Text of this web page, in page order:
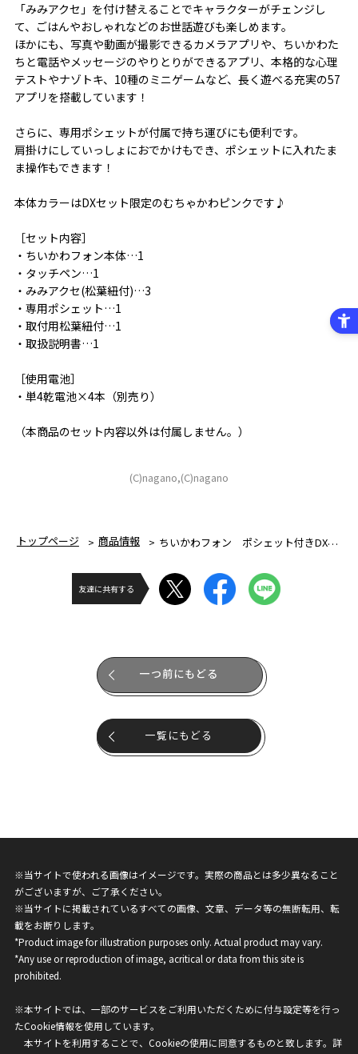
「みみアクセ」を付け替えることでキャラクターがチェンジし
て、ごはんやおしゃれなどのお世話遊びも楽しめます。
ほかにも、写真や動画が撮影できるカメラアプリや、ちいかわた
ちと電話やメッセージのやりとりができるアプリ、本格的な心理
テストやナゾトキ、10種のミニゲームなど、長く遊べる充実の57
アプリを搭載しています！
さらに、専用ポシェットが付属で持ち運びにも便利です。
肩掛けにしていっしょにおでかけもでき、ポシェットに入れたま
ま操作もできます！
本体カラーはDXセット限定のむちゃかわピンクです♪
［セット内容］
・ちいかわフォン本体…1
・タッチペン…1
・みみアクセ(松葉紐付)…3
・専用ポシェット…1
・取付用松葉紐付…1
・取扱説明書…1
［使用電池］
・単4乾電池×4本（別売り）
（本商品のセット内容以外は付属しません。）
(C)nagano,(C)nagano
トップページ 商品情報 ちいかわフォン ポシェット付きDXセット
友達に共有する
一つ前にもどる
一覧にもどる
※当サイトで使われる画像はイメージです。実際の商品とは多少異なること
がございますが、ご了承ください。
※当サイトに掲載されているすべての画像、文章、データ等の無断転用、転
載をお断りします。
*Product image for illustration purposes only. Actual product may vary.
*Any use or reproduction of image, acritical or data from this site is
prohibited.
※本サイトでは、一部のサービスをご利用いただくために付与設定等を行っ
たCookie情報を使用しています。
本サイトを利用することで、Cookieの使用に同意するものと致します。詳